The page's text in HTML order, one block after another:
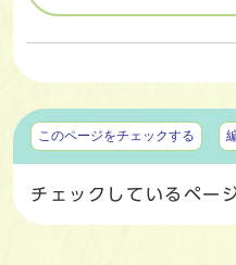
マイページ
このページをチェックする
チェックしているペー